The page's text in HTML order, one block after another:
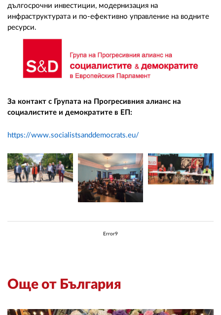
дългосрочни инвестиции, модернизация на
инфраструктурата и по-ефективно управление на водните
ресурси.
За контакт с Групата на Прогресивния алианс на
социалистите и демократите в ЕП:
https://www.socialistsanddemocrats.eu/
Error9
Още от България